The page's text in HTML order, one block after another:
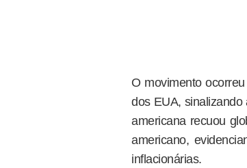
O movimento
dos EUA,
americana recuou
americano,
inflacionárias.